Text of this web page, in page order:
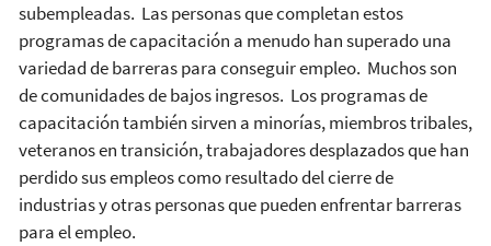
subempleadas. Las personas que completan estos
programas de capacitación a menudo han superado una
variedad de barreras para conseguir empleo. Muchos son
de comunidades de bajos ingresos. Los programas de
capacitación también sirven a minorías, miembros tribales,
veteranos en transición, trabajadores desplazados que han
perdido sus empleos como resultado del cierre de
industrias y otras personas que pueden enfrentar barreras
para el empleo.